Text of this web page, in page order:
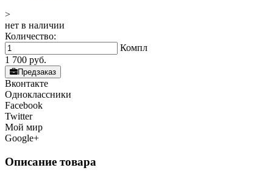
>
нет в наличии
Количество:
Компл
1 700 руб.
Предзаказ
Вконтакте
Одноклассники
Facebook
Twitter
Мой мир
Google+
Описание товара